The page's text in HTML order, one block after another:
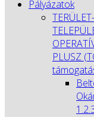
Pályázatok
PLUSZ